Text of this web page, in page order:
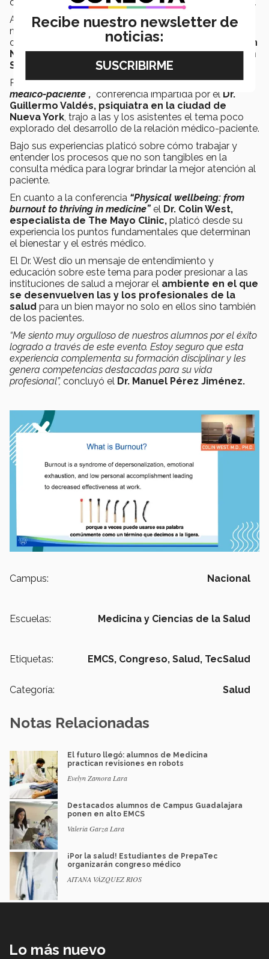
Además, abrió el panorama sobre el conocimiento de
múltiples disciplinas para innovar en medicina, todo
desde su perspectiva comolíder de investigación en
Nanosistemas Moleculares en Harvard-MIT Health
Sciences & Technology Division.
Por su parte,“Procesos intangibles en la relación
médico-paciente”, conferencia impartida por el Dr.
Guillermo Valdés, psiquiatra en la ciudad de
Nueva York, trajo a las y los asistentes el tema poco
explorado del desarrollo de la relación médico-paciente.
Bajo sus experiencias platicó sobre cómo trabajar y
entender los procesos que no son tangibles en la
consulta médica para lograr brindar la mejor atención al
paciente.
En cuanto a la conferencia “Physical wellbeing: from
burnout to thriving in medicine” el Dr. Colin West,
especialista de The Mayo Clinic, platicó desde su
experiencia los puntos fundamentales que determinan
el bienestar y el estrés médico.
El Dr. West dio un mensaje de entendimiento y
educación sobre este tema para poder presionar a las
instituciones de salud a mejorar el ambiente en el que
se desenvuelven las y los profesionales de la
salud para un bien mayor no solo en ellos sino también
de los pacientes.
“Me siento muy orgulloso de nuestros alumnos por el éxito
logrado a través de este evento. Estoy seguro que esta
experiencia complementa su formación disciplinar y les
genera competencias destacadas para su vida
profesional”, concluyó el Dr. Manuel Pérez Jiménez.
Campus: Nacional
Escuelas: Medicina y Ciencias de la Salud
Etiquetas: EMCS, Congreso, Salud, TecSalud
Categoría: Salud
Notas Relacionadas
El futuro llegó: alumnos de Medicina
practican revisiones en robots
Evelyn Zamora Lara
Destacados alumnos de Campus Guadalajara
ponen en alto EMCS
Valeria Garza Lara
¡Por la salud! Estudiantes de PrepaTec
organizarán congreso médico
AITANA VÁZQUEZ RIOS
Lo más nuevo
Recibe nuestro newsletter de
noticias: